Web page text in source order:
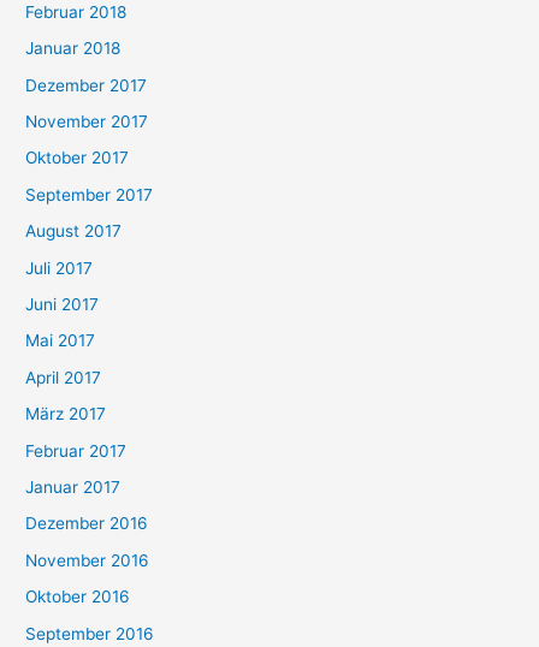
Februar 2018
Januar 2018
Dezember 2017
November 2017
Oktober 2017
September 2017
August 2017
Juli 2017
Juni 2017
Mai 2017
April 2017
März 2017
Februar 2017
Januar 2017
Dezember 2016
November 2016
Oktober 2016
September 2016